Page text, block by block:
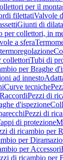
per il
filettatiValvole
Giunti di
per collettori, in
a sfera
collettoriTubi di
per Braghe
ad innesto
Curve tecniche
RaccordiPezzi di
d'ispezione
Pezzi di
di protezione
di ricambio per
per
per Accessori
di ricambio per